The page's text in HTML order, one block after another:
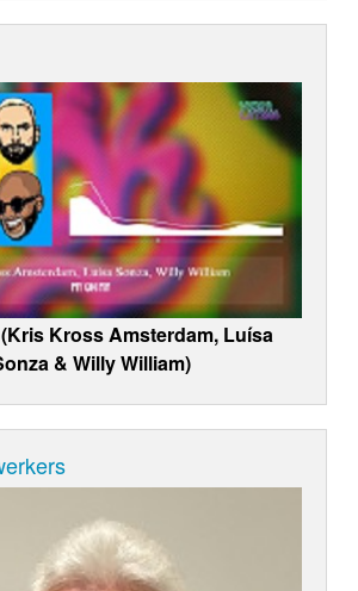
Kross Amsterdam, Luísa
& Willy William)